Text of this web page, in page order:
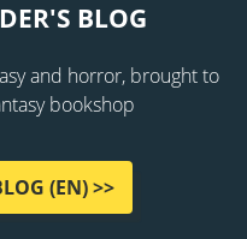
BLOG
and horror, brought to
bookshop
(EN) >>